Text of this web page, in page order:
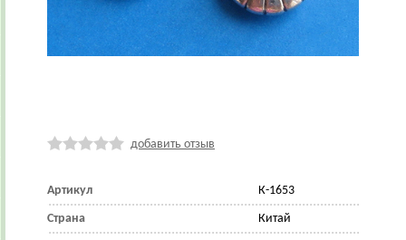
добавить отзыв
Артикул К-1653
Страна Китай